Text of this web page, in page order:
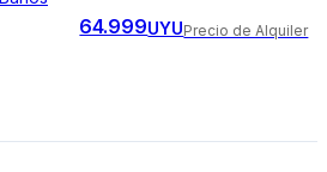
64.999UYUPrecio de Alquiler